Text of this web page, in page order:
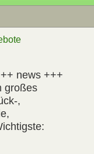
news +++
großes
,